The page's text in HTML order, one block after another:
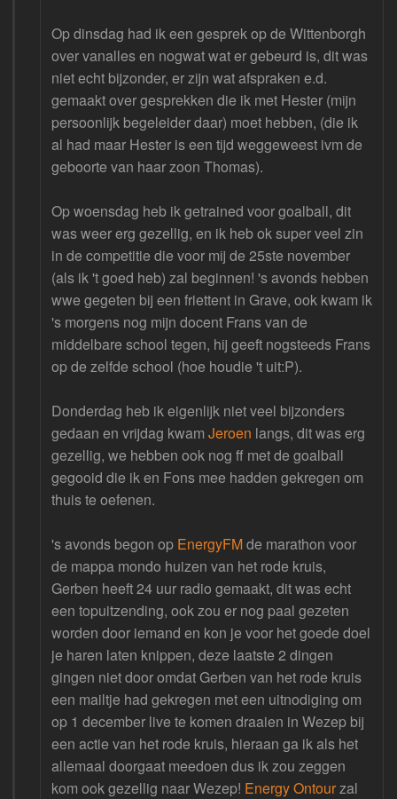
Op dinsdag had ik een gesprek op de Wittenborgh
over vanalles en nogwat wat er gebeurd is, dit was
niet echt bijzonder, er zijn wat afspraken e.d.
gemaakt over gesprekken die ik met Hester (mijn
persoonlijk begeleider daar) moet hebben, (die ik
al had maar Hester is een tijd weggeweest ivm de
geboorte van haar zoon Thomas).
Op woensdag heb ik getrained voor goalball, dit
was weer erg gezellig, en ik heb ok super veel zin
in de competitie die voor mij de 25ste november
(als ik 't goed heb) zal beginnen! 's avonds hebben
wwe gegeten bij een friettent in Grave, ook kwam ik
's morgens nog mijn docent Frans van de
middelbare school tegen, hij geeft nogsteeds Frans
op de zelfde school (hoe houdie 't uit:P).
Donderdag heb ik eigenlijk niet veel bijzonders
gedaan en vrijdag kwam Jeroen langs, dit was erg
gezellig, we hebben ook nog ff met de goalball
gegooid die ik en Fons mee hadden gekregen om
thuis te oefenen.
's avonds begon op EnergyFMde marathon voor
de mappa mondo huizen van het rode kruis,
Gerben heeft 24 uur radio gemaakt, dit was echt
een topuitzending, ook zou er nog paal gezeten
worden door iemand en kon je voor het goede doel
je haren laten knippen, deze laatste 2 dingen
gingen niet door omdat Gerben van het rode kruis
een mailtje had gekregen met een uitnodiging om
op 1 december live te komen draaien in Wezep bij
een actie van het rode kruis, hieraan ga ik als het
allemaal doorgaat meedoen dus ik zou zeggen
kom ook gezellig naar Wezep! Energy Ontourzal